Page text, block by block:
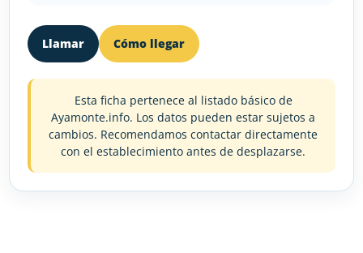
Llamar Cómo llegar
Esta ficha pertenece al listado básico de
Ayamonte.info. Los datos pueden estar sujetos a
cambios. Recomendamos contactar directamente
con el establecimiento antes de desplazarse.